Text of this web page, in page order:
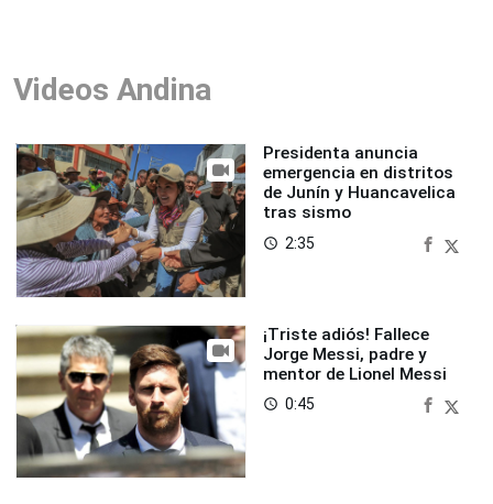
Videos Andina
Presidenta anuncia
emergencia en distritos
de Junín y Huancavelica
tras sismo
access_time 2:35
¡Triste adiós! Fallece
Jorge Messi, padre y
mentor de Lionel Messi
access_time 0:45